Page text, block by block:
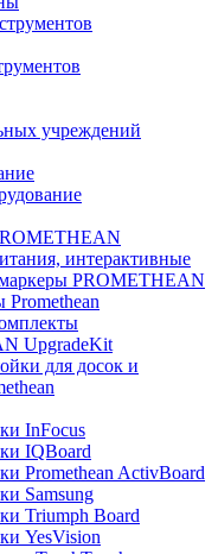
учреждений
интерактивные
PROMETHEAN
Promethean
UpgradeKit
для досок и
InFocus
IQBoard
Promethean ActivBoard
Samsung
Triumph Board
YesVision